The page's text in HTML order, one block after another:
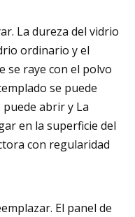
La dureza del vidrio
ordinario y el
se raye con el polvo
se puede
abrir y La
en la superficie del
con regularidad
El panel de